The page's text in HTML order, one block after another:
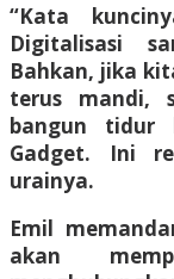
“Kata
Digitalisasi
Bahkan, jika
terus mandi,
bangun tidur
Gadget. Ini
urainya.
Emil
akan